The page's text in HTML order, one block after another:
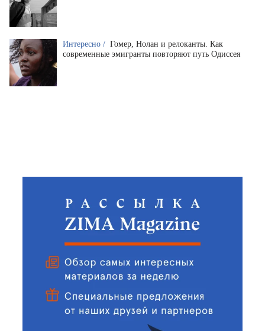
Интересно / Гомер, Нолан и релоканты. Как
современные эмигранты повторяют путь Одиссея